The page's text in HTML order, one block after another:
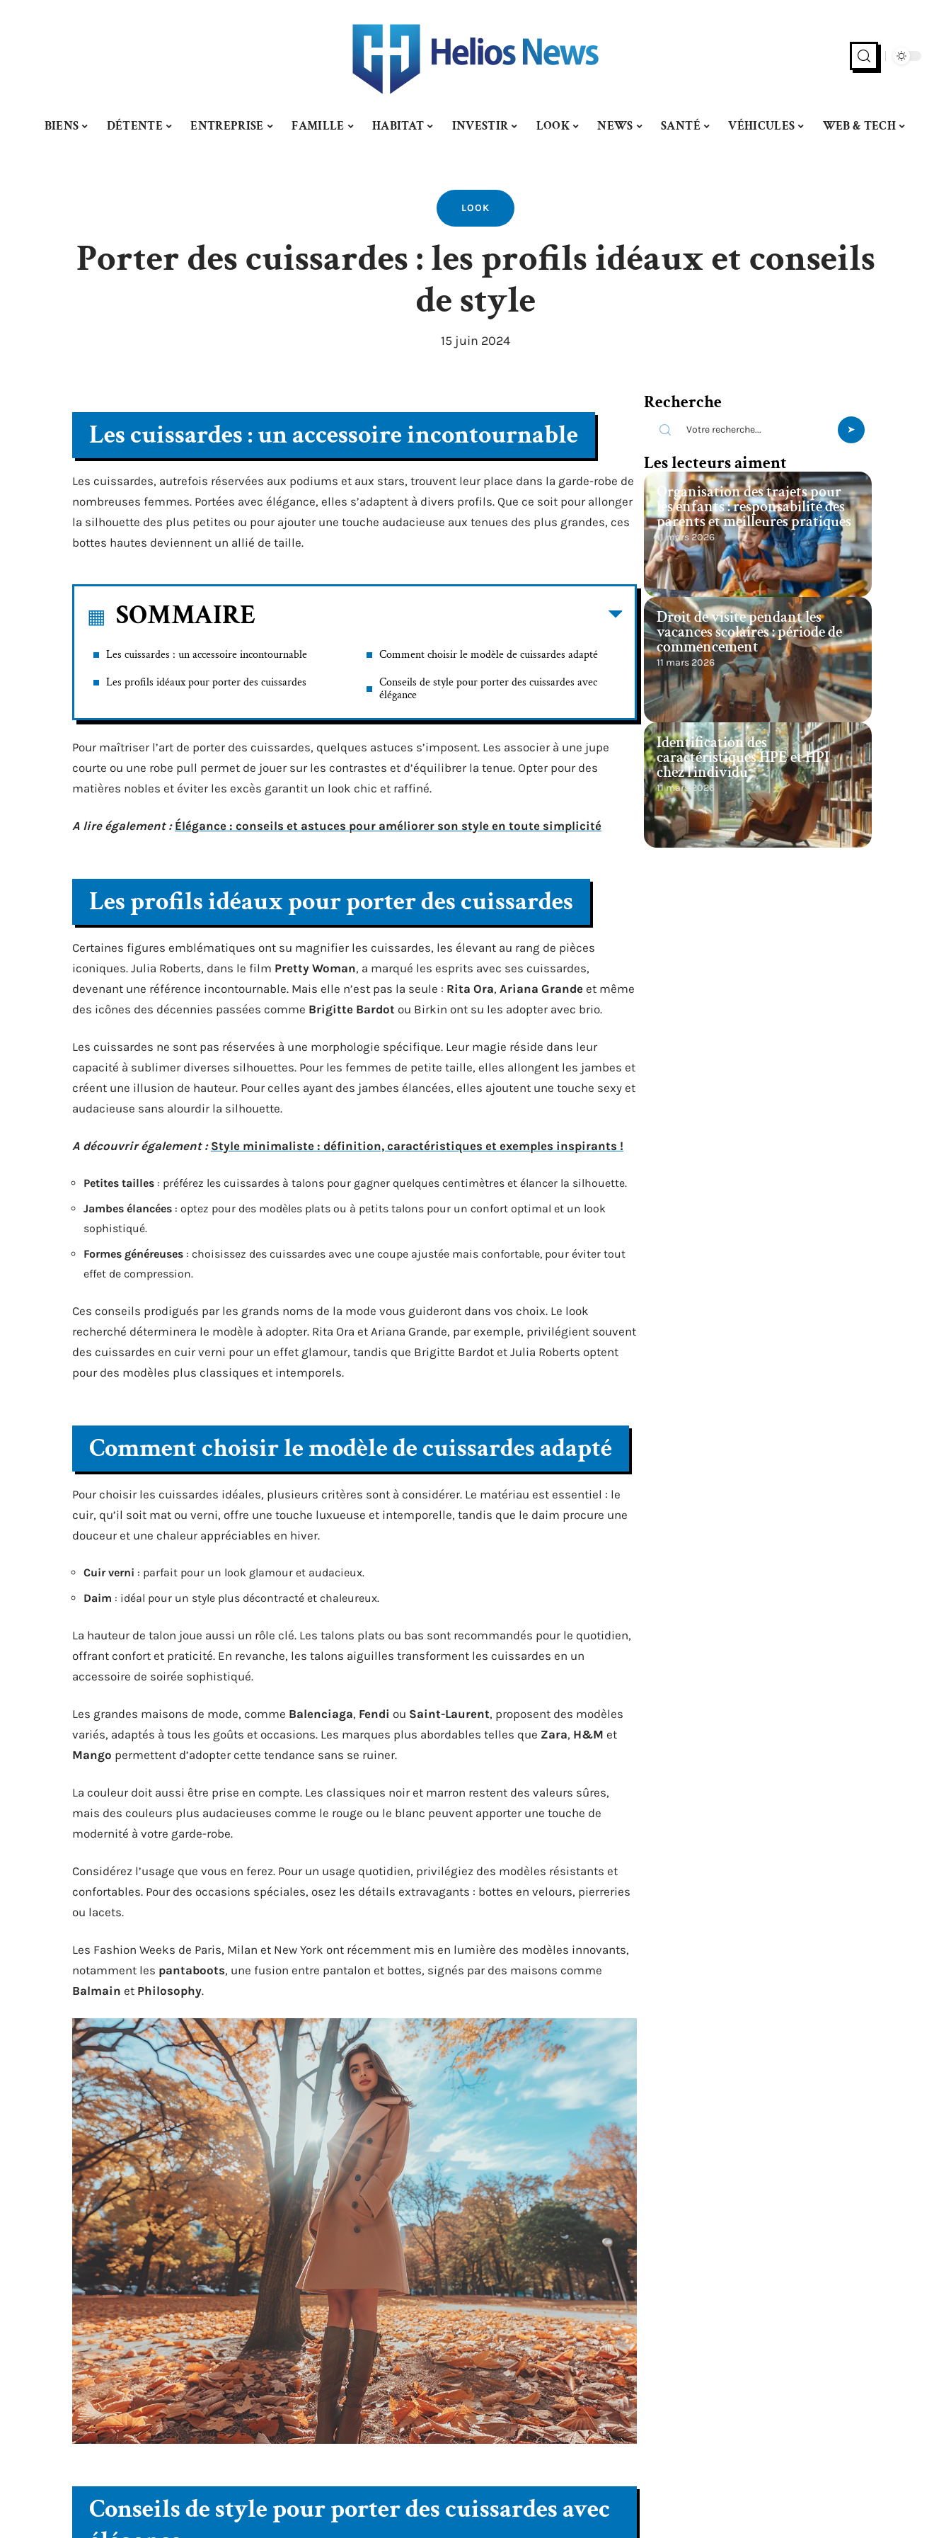
BIENS DÉTENTE ENTREPRISE FAMILLE HABITAT INVESTIR LOOK NEWS SANTÉ VÉHICULES WEB & TECH
LOOK
Porter des cuissardes : les profils idéaux et conseils
de style
15 juin 2024
Les cuissardes : un accessoire incontournable
Les cuissardes, autrefois réservées aux podiums et aux stars, trouvent leur place dans la garde-robe de
nombreuses femmes. Portées avec élégance, elles s’adaptent à divers profils. Que ce soit pour allonger
la silhouette des plus petites ou pour ajouter une touche audacieuse aux tenues des plus grandes, ces
bottes hautes deviennent un allié de taille.
SOMMAIRE
Les cuissardes : un accessoire incontournable
Les profils idéaux pour porter des cuissardes
Comment choisir le modèle de cuissardes adapté
Conseils de style pour porter des cuissardes avec
élégance
Pour maîtriser l’art de porter des cuissardes, quelques astuces s’imposent. Les associer à une jupe
courte ou une robe pull permet de jouer sur les contrastes et d’équilibrer la tenue. Opter pour des
matières nobles et éviter les excès garantit un look chic et raffiné.
A lire également : Élégance : conseils et astuces pour améliorer son style en toute simplicité
Les profils idéaux pour porter des cuissardes
Certaines figures emblématiques ont su magnifier les cuissardes, les élevant au rang de pièces
iconiques. Julia Roberts, dans le film Pretty Woman, a marqué les esprits avec ses cuissardes,
devenant une référence incontournable. Mais elle n’est pas la seule : Rita Ora, Ariana Grande et même
des icônes des décennies passées comme Brigitte Bardot ou Birkin ont su les adopter avec brio.
Les cuissardes ne sont pas réservées à une morphologie spécifique. Leur magie réside dans leur
capacité à sublimer diverses silhouettes. Pour les femmes de petite taille, elles allongent les jambes et
créent une illusion de hauteur. Pour celles ayant des jambes élancées, elles ajoutent une touche sexy et
audacieuse sans alourdir la silhouette.
A découvrir également : Style minimaliste : définition, caractéristiques et exemples inspirants !
Petites tailles : préférez les cuissardes à talons pour gagner quelques centimètres et élancer la silhouette.
Jambes élancées : optez pour des modèles plats ou à petits talons pour un confort optimal et un look
sophistiqué.
Formes généreuses : choisissez des cuissardes avec une coupe ajustée mais confortable, pour éviter tout
effet de compression.
Ces conseils prodigués par les grands noms de la mode vous guideront dans vos choix. Le look
recherché déterminera le modèle à adopter. Rita Ora et Ariana Grande, par exemple, privilégient souvent
des cuissardes en cuir verni pour un effet glamour, tandis que Brigitte Bardot et Julia Roberts optent
pour des modèles plus classiques et intemporels.
Comment choisir le modèle de cuissardes adapté
Pour choisir les cuissardes idéales, plusieurs critères sont à considérer. Le matériau est essentiel : le
cuir, qu’il soit mat ou verni, offre une touche luxueuse et intemporelle, tandis que le daim procure une
douceur et une chaleur appréciables en hiver.
Cuir verni : parfait pour un look glamour et audacieux.
Daim : idéal pour un style plus décontracté et chaleureux.
La hauteur de talon joue aussi un rôle clé. Les talons plats ou bas sont recommandés pour le quotidien,
offrant confort et praticité. En revanche, les talons aiguilles transforment les cuissardes en un
accessoire de soirée sophistiqué.
Les grandes maisons de mode, comme Balenciaga, Fendi ou Saint-Laurent, proposent des modèles
variés, adaptés à tous les goûts et occasions. Les marques plus abordables telles que Zara, H&M et
Mango permettent d’adopter cette tendance sans se ruiner.
La couleur doit aussi être prise en compte. Les classiques noir et marron restent des valeurs sûres,
mais des couleurs plus audacieuses comme le rouge ou le blanc peuvent apporter une touche de
modernité à votre garde-robe.
Considérez l’usage que vous en ferez. Pour un usage quotidien, privilégiez des modèles résistants et
confortables. Pour des occasions spéciales, osez les détails extravagants : bottes en velours, pierreries
ou lacets.
Les Fashion Weeks de Paris, Milan et New York ont récemment mis en lumière des modèles innovants,
notamment les pantaboots, une fusion entre pantalon et bottes, signés par des maisons comme
Balmain et Philosophy.
Conseils de style pour porter des cuissardes avec
Recherche
Les lecteurs aiment
Organisation des trajets pour
les enfants : responsabilité des
parents et meilleures pratiques
11 mars 2026
Droit de visite pendant les
vacances scolaires : période de
commencement
11 mars 2026
Identification des
caractéristiques HPE et HPI
chez l’individu
11 mars 2026